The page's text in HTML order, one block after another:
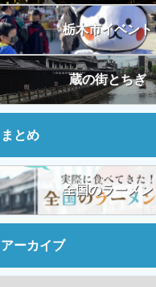
栃木市イベント
蔵の街とちぎ
まとめ
全国のラーメン
アーカイブ